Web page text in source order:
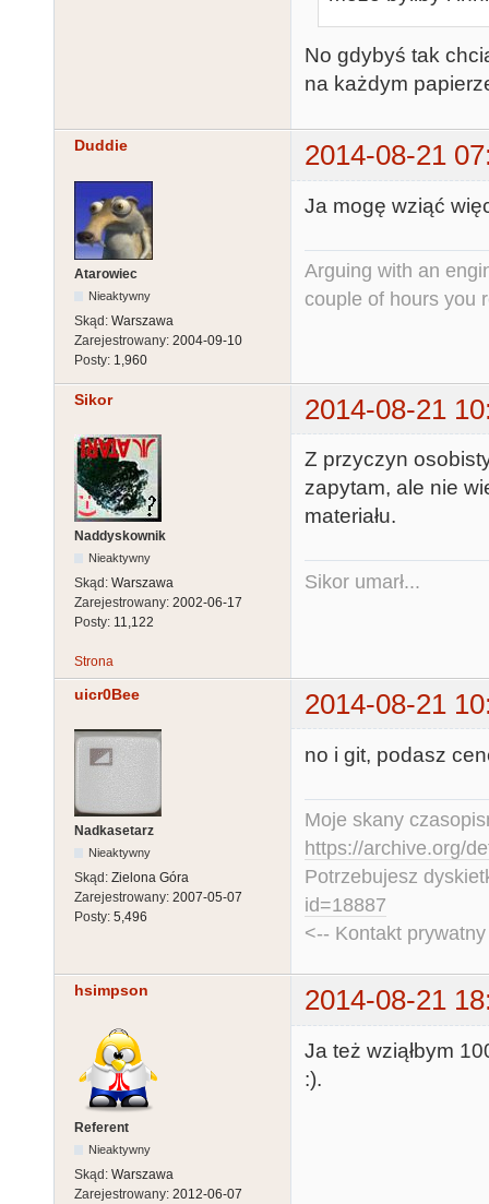
No gdybyś tak
na każdym
Duddie 2014-08-21
Atarowiec
Nieaktywny
Skąd: Warszawa
Zarejestrowany: 2004-09-10
Posty: 1,960
Ja mogę wziąć
Arguing with an
couple of hours you
Sikor 2014-08-21
Naddyskownik
Nieaktywny
Skąd: Warszawa
Zarejestrowany: 2002-06-17
Posty: 11,122
Z przyczyn
zapytam, ale nie
materiału.
Sikor umarł...
Strona
uicr0Bee 2014-08-21
Nadkasetarz
Nieaktywny
Skąd: Zielona Góra
Zarejestrowany: 2007-05-07
Posty: 5,496
no i git, podasz
Moje skany
https://archive.org/
Potrzebujesz
id=18887
<-- Kontakt
hsimpson 2014-08-21
Referent
Nieaktywny
Skąd: Warszawa
Zarejestrowany: 2012-06-07
Ja też wziąłbym
:).